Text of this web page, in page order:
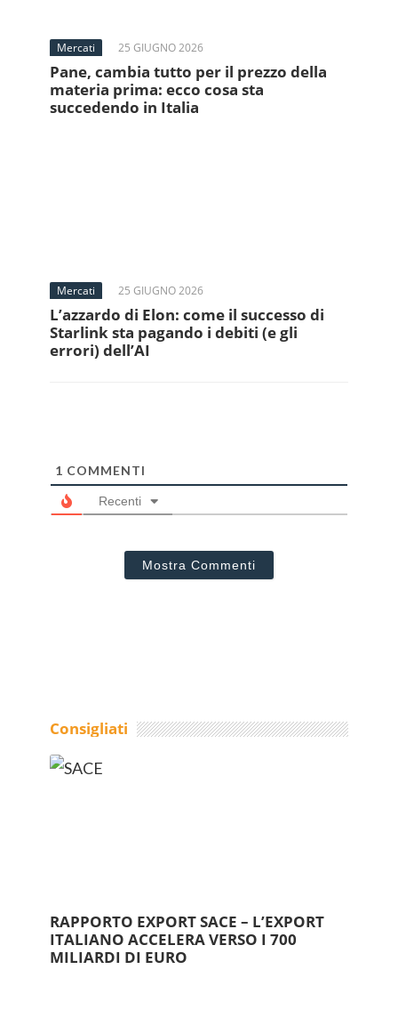
Mercati 25 GIUGNO 2026
Pane, cambia tutto per il prezzo della
materia prima: ecco cosa sta
succedendo in Italia
Mercati 25 GIUGNO 2026
L’azzardo di Elon: come il successo di
Starlink sta pagando i debiti (e gli
errori) dell’AI
1 COMMENTI
Recenti
Mostra Commenti
Consigliati
RAPPORTO EXPORT SACE – L’EXPORT
ITALIANO ACCELERA VERSO I 700
MILIARDI DI EURO